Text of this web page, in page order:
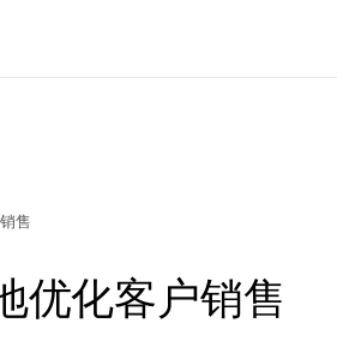
售
优化客户销售